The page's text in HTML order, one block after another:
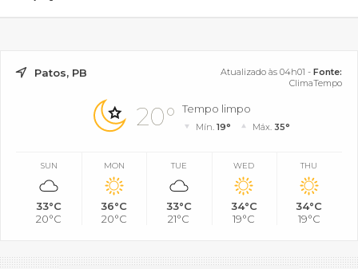
Patos, PB Atualizado às 04h01 - Fonte:
ClimaTempo
20° Tempo limpo
Mín.19° Máx. 35°
SUN
33°C
20°C
MON
36°C
20°C
TUE
33°C
21°C
WED
34°C
19°C
THU
34°C
19°C